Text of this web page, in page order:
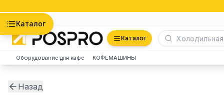
Каталог
Каталог
Оборудование для кафе КОФЕМАШИНЫ
Назад